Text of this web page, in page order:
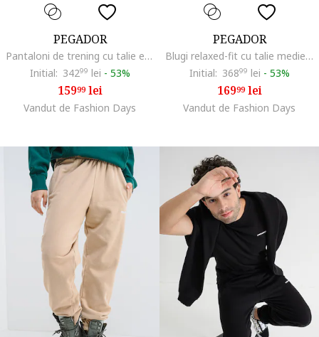
PEGADOR
Pantaloni de trening cu talie elastica, Bej deschis
Initial: 34299 lei - 53%
15999lei
Vandut de Fashion Days
PEGADOR
Blugi relaxed-fit cu talie medie, Albastru prafuit
Initial: 36899 lei - 53%
16999lei
Vandut de Fashion Days